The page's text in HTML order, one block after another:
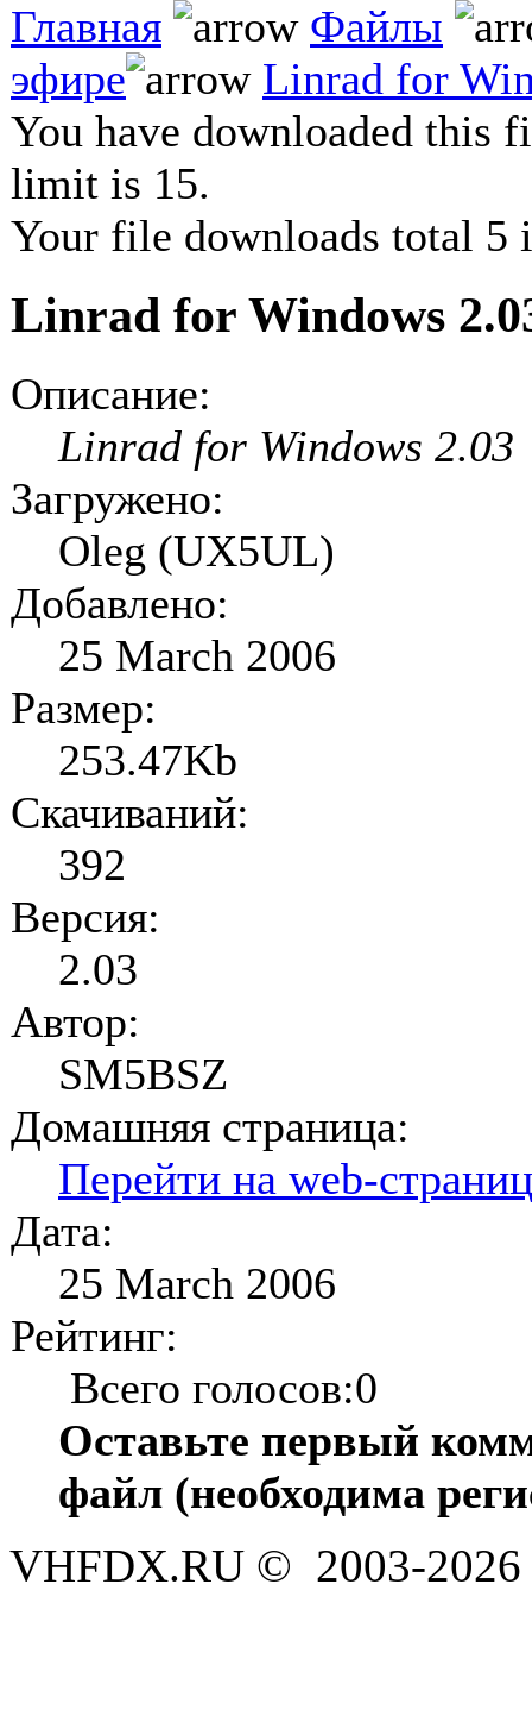
Главная
Файлы
эфире
Linrad for
You have downloaded this
limit is 15.
Your file downloads total 5
Linrad for Windows
Описание:
Linrad for Windows 2.03
Загружено:
Oleg (UX5UL)
Добавлено:
25 March 2006
Размер:
253.47Kb
Скачиваний:
392
Версия:
2.03
Автор:
SM5BSZ
Домашняя страница:
Перейти на web-
Дата:
25 March 2006
Рейтинг:
Всего голосов:0
Оставьте первый
файл (необходима
VHFDX.RU © 2003-2026